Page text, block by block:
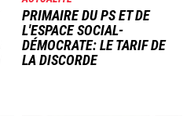
PRIMAIRE DU PS ET DE
L'ESPACE SOCIAL-
DÉMOCRATE: LE TARIF DE
LA DISCORDE